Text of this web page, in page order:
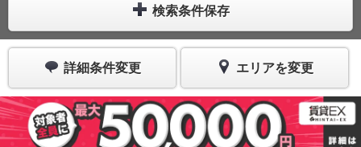
検索条件保存
詳細条件変更 エリアを変更